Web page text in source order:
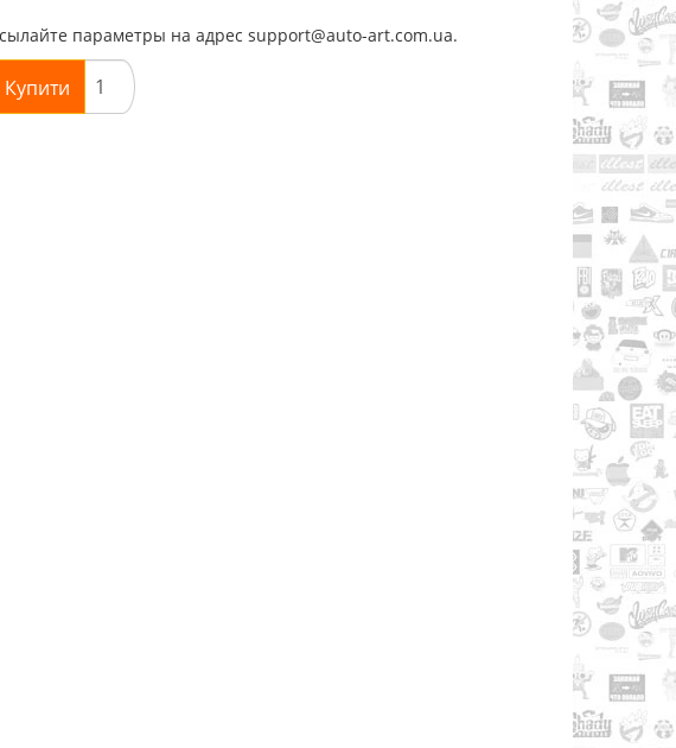
параметры на адрес support@auto-art.com.ua.
Купити